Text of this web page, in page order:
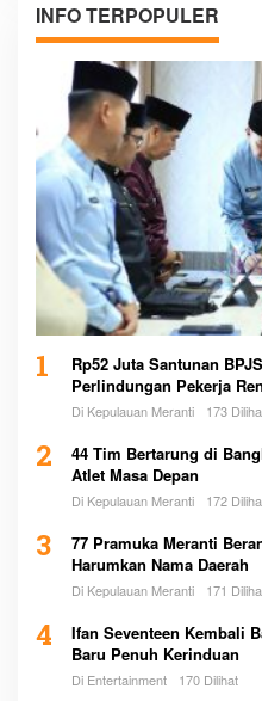
INFO TERPOPULER
1
Rp52 Juta Santunan
Perlindungan Pekerja
Di Kepulauan Meranti 173
2
44 Tim Bertarung di
Atlet Masa Depan
Di Kepulauan Meranti 172
3
77 Pramuka Meranti
Harumkan Nama Daerah
Di Kepulauan Meranti 171
4
Ifan Seventeen Kembali
Baru Penuh Kerinduan
Di Entertainment 170 Dilihat